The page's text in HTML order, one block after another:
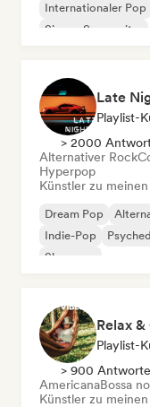
Internationaler Pop
Singer-Songwriter
Late
Playlist-
> 2000
Alternativer Rock
Hyperpop
Künstler zu
Dream Pop
Indie-Pop
Shoegaze
Relax
Playlist-
> 900
AmericanaBossa
Künstler zu